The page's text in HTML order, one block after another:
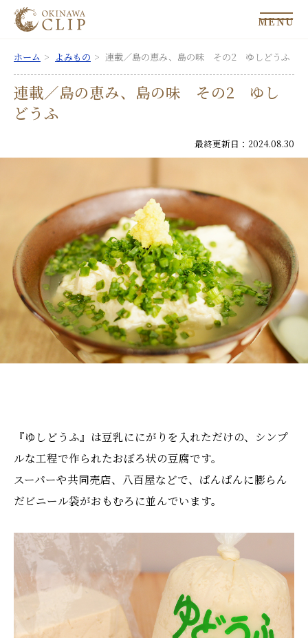
MENU
ホーム よみもの 連載／島の恵み、島の味 その2 ゆしどうふ
連載／島の恵み、島の味 その2 ゆし
どうふ
最終更新日：2024.08.30
『ゆしどうふ』は豆乳ににがりを入れただけの、シンプ
ルな工程で作られたおぼろ状の豆腐です。
スーパーや共同売店、八百屋などで、ぱんぱんに膨らん
だビニール袋がおもむろに並んでいます。